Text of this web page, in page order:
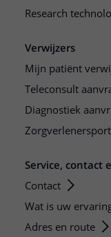
Research
Verwijzers
Mijn patiënt
Teleconsult
Diagnostiek
Service, contact
Contact
Wat is uw
Adres en route